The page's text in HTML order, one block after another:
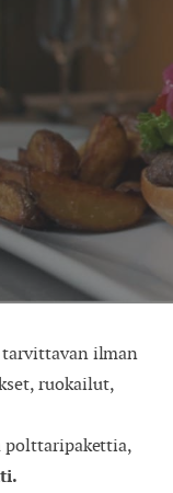
tarvittavan ilman
ruokailut,
polttaripakettia,